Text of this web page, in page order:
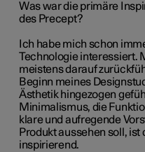
Was war die primäre
des Precept?
Ich habe mich schon
Technologie interessiert.
meistens darauf
Beginn meines
Ästhetik hingezogen
Minimalismus, die
klare und aufregende
Produkt aussehen soll,
inspirierend.